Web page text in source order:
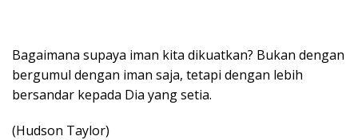
Bagaimana supaya iman kita dikuatkan? Bukan dengan
bergumul dengan iman saja, tetapi dengan lebih
bersandar kepada Dia yang setia.
(Hudson Taylor)